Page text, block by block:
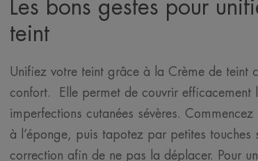
Les bons gestes pour
teint
Unifiez votre teint grâce à la Crème de teint
confort. Elle permet de couvrir efficacement
imperfections cutanées sévères.
à l’éponge, puis tapotez par petites touches
correction afin de ne pas la déplacer. Pour